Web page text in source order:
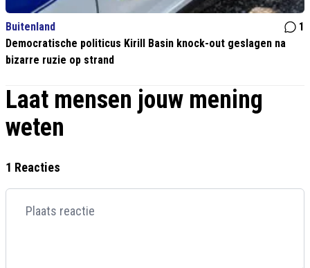
Buitenland
1
Democratische politicus Kirill Basin knock-out geslagen na
bizarre ruzie op strand
Laat mensen jouw mening
weten
1 Reacties